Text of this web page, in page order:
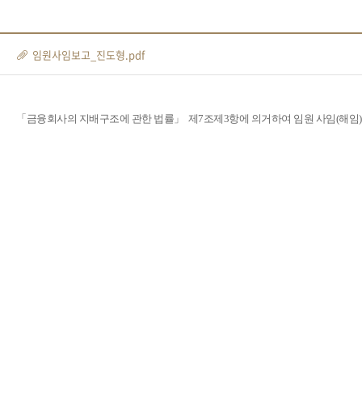
임원사임보고_진도형.pdf
「금융회사의 지배구조에 관한 법률 」 제7조제3항에 의거하여 임원 사임(해